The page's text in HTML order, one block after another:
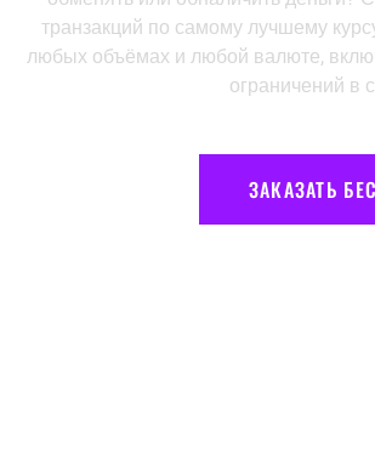
транзакций по самому лучшему
любых объёмах и любой валюте,
ограничений в
ЗАКАЗАТЬ